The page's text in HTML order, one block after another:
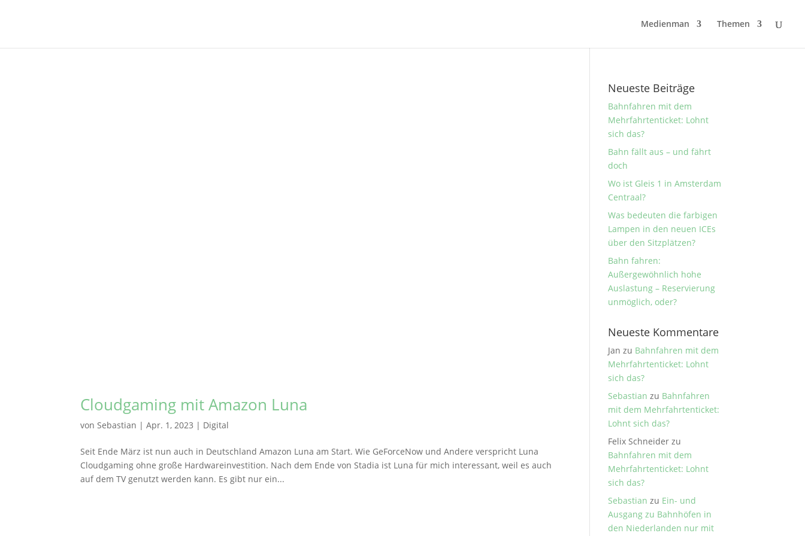
Medienman Themen
Cloudgaming mit Amazon Luna
von Sebastian |Apr. 1, 2023 | Digital
Seit Ende März ist nun auch in Deutschland Amazon Luna am Start. Wie GeForceNow und Andere verspricht Luna
Cloudgaming ohne große Hardwareinvestition. Nach dem Ende von Stadia ist Luna für mich interessant, weil es auch
auf dem TV genutzt werden kann. Es gibt nur ein...
Neueste Beiträge
Bahnfahren mit dem
Mehrfahrtenticket: Lohnt
sich das?
Bahn fällt aus – und fährt
doch
Wo ist Gleis 1 in Amsterdam
Centraal?
Was bedeuten die farbigen
Lampen in den neuen ICEs
über den Sitzplätzen?
Bahn fahren:
Außergewöhnlich hohe
Auslastung – Reservierung
unmöglich, oder?
Neueste Kommentare
Jan zu Bahnfahren mit dem
Mehrfahrtenticket: Lohnt
sich das?
Sebastian zu Bahnfahren
mit dem Mehrfahrtenticket:
Lohnt sich das?
Felix Schneider zu
Bahnfahren mit dem
Mehrfahrtenticket: Lohnt
sich das?
Sebastian zu Ein- und
Ausgang zu Bahnhöfen in
den Niederlanden nur mit